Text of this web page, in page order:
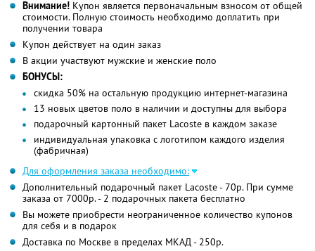
Внимание! Купон является первоначальным взносом от общей
стоимости. Полную стоимость необходимо доплатить при
получении товара
Купон действует на один заказ
В акции участвуют мужские и женские поло
БОНУСЫ:
скидка 50% на остальную продукцию интернет-магазина
13 новых цветов поло в наличии и доступны для выбора
подарочный картонный пакет Lacoste в каждом заказе
индивидуальная упаковка с логотипом каждого изделия
(фабричная)
Для оформления заказа необходимо:
Дополнительный подарочный пакет Lacoste - 70р. При сумме
заказа от 7000р. - 2 подарочных пакета бесплатно
Вы можете приобрести неограниченное количество купонов
для себя и в подарок
Доставка по Москве в пределах МКАД - 250р.